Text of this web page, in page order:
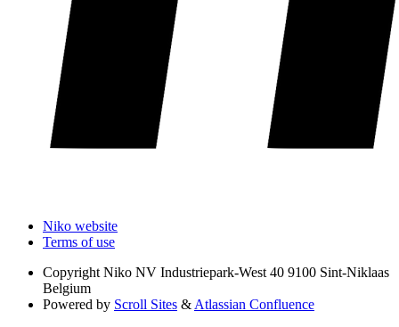
Niko website
Terms of use
Copyright Niko NV Industriepark-West 40 9100 Sint-Niklaas
Belgium
Powered by Scroll Sites &Atlassian Confluence